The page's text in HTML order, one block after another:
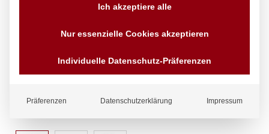
Ich akzeptiere alle
Nur essenzielle Cookies akzeptieren
Individuelle Datenschutz-Präferenzen
Präferenzen Datenschutzerklärung Impressum